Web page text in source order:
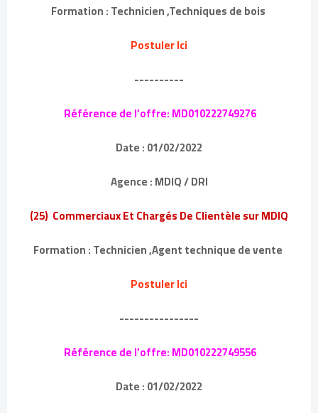
Formation : Technicien ,Techniques de bois
Postuler Ici
----------
Référence de l’offre: MD010222749276
Date : 01/02/2022
Agence : MDIQ / DRI
(25) Commerciaux Et Chargés De Clientèle sur MDIQ
Formation : Technicien ,Agent technique de vente
Postuler Ici
----------------
Référence de l’offre: MD010222749556
Date : 01/02/2022